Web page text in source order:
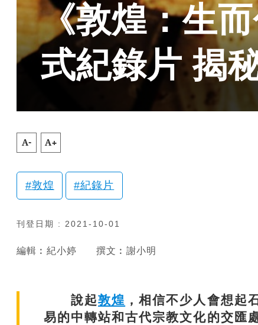
《敦煌：生
式紀錄片 揭
A- A+
敦煌 紀錄片
刊登日期 : 2021-10-01
編輯︰紀小婷 撰文︰謝小明
說起敦煌 ，相信不少人會想起
易的中轉站和古代宗教文化的交匯